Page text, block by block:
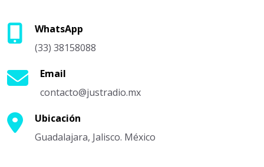
WhatsApp
(33) 38158088
Email
contacto@justradio.mx
Ubicación
Guadalajara, Jalisco. México